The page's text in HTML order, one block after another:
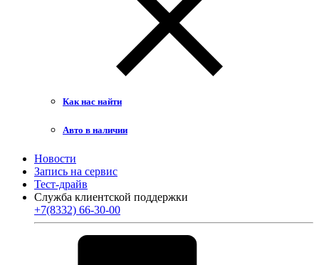
Как нас найти
Авто в наличии
Новости
Запись на сервис
Тест-драйв
Служба клиентской поддержки
+7(8332) 66-30-00